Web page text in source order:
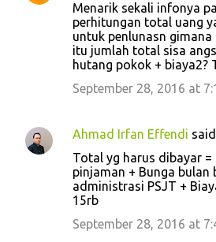
Menarik sekali infonya
perhitungan total uang
untuk penlunasn gimana
itu jumlah total sisa
hutang pokok + biaya2?
September 28, 2016 at
Ahmad Irfan Effendi
Total yg harus dibayar =
pinjaman + Bunga bulan
administrasi PSJT +
15rb
September 28, 2016 at